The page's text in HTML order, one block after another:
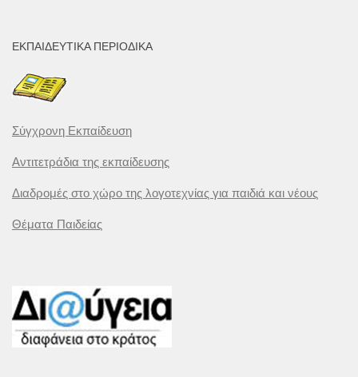
ΕΚΠΑΙΔΕΥΤΙΚΆ ΠΕΡΙΟΔΙΚΆ
Σύγχρονη Εκπαίδευση
Αντιτετράδια της εκπαίδευσης
Διαδρομές στο χώρο της λογοτεχνίας για παιδιά και νέους
Θέματα Παιδείας